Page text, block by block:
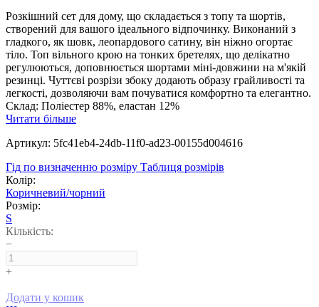
Розкішний сет для дому, що складається з топу та шортів,
створений для вашого ідеального відпочинку. Виконаний з
гладкого, як шовк, леопардового сатину, він ніжно огортає
тіло. Топ вільного крою на тонких бретелях, що делікатно
регулюються, доповнюється шортами міні-довжини на м'якій
резинці. Чуттєві розрізи збоку додають образу грайливості та
легкості, дозволяючи вам почуватися комфортно та елегантно.
Склад: Поліестер 88%, еластан 12%
Читати більше
Артикул: 5fc41eb4-24db-11f0-ad23-00155d004616
Гід по визначенню розміру Таблиця розмірів
Колір:
Коричневий/чорний
Розмір:
S
Кількість:
−
+
Додати у кошик